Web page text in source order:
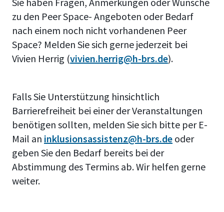
zu den Peer Space- Angeboten oder Bedarf
nach einem noch nicht vorhandenen Peer
Space? Melden Sie sich gerne jederzeit bei
Vivien Herrig (vivien.herrig@h-brs.de).
Falls Sie Unterstützung hinsichtlich
Barrierefreiheit bei einer der Veranstaltungen
benötigen sollten, melden Sie sich bitte per E-
Mail an inklusionsassistenz@h-brs.de oder
geben Sie den Bedarf bereits bei der
Abstimmung des Termins ab. Wir helfen gerne
weiter.